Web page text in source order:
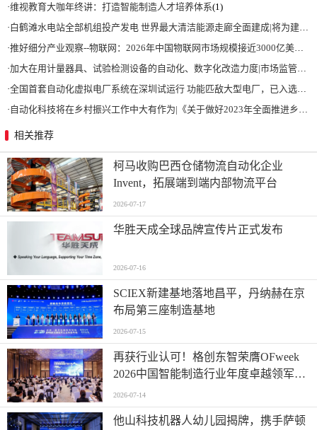
·维视教育大咖年终讲：打造智能制造人才培养体系(1)
·白鹤滩水电站全部机组投产发电 世界最大清洁能源走廊全面建成|将为建设新型能源体系、保障国家能源安全、实现“双碳”目标提供有力支撑
·推好细分产业观察--物联网：2026年中国物联网市场规模接近3000亿美元 智慧工厂、智慧城市、智慧电网等将占60%以上
·加大在用计量器具、试验检测设备的自动化、数字化改造力度|市场监管总局 工业和信息化部 关于促进企业计量能力提升的指导意见
·全国首套自动化虚拟电厂系统在深圳试运行 功能匹敌大型电厂，已入选国际典型案例
· 自动化科技将在乡村振兴工作中大有作为|《关于做好2023年全面推进乡村振兴重点工作的意见》发布
相关推荐
柯马收购巴西仓储物流自动化企业
Invent，拓展端到端内部物流平台
2026-07-17
华胜天成全球品牌宣传片正式发布
2026-07-16
SCIEX新建基地落地昌平，丹纳赫在京
布局第三座制造基地
2026-07-15
再获行业认可！格创东智荣膺OFweek
2026中国智能制造行业年度卓越领军企
业奖
2026-07-14
他山科技机器人幼儿园揭牌，携手萨顿